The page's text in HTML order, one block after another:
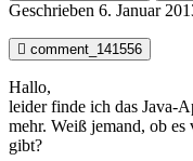
Geschrieben 6. Januar
comment_141556
Hallo,
leider finde ich das Java-
mehr. Weiß jemand, ob
gibt?